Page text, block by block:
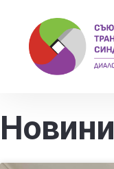
Новини